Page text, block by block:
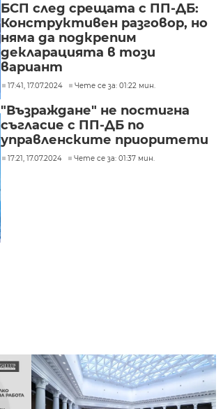
БСП след срещата с ПП-ДБ:
Конструктивен разговор, но
няма да подкрепим
декларацията в този
вариант
17:41, 17.07.2024 Чете се за: 01:22 мин.
"Възраждане" не постигна
съгласие с ПП-ДБ по
управленските приоритети
17:21, 17.07.2024 Чете се за: 01:37 мин.